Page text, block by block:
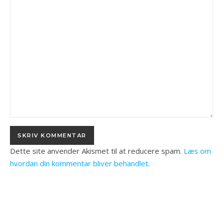
Dette site anvender Akismet til at reducere spam. Læs om
hvordan din kommentar bliver behandlet.